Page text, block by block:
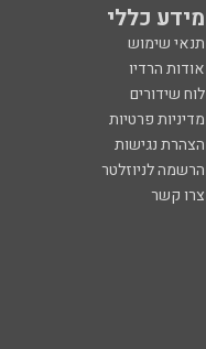
מידע כללי
תנאי שימוש
אודות הרדיו
לוח שידורים
מדיניות פרטיות
הצהרת נגישות
הרשמה לניוזלטר
צרו קשר